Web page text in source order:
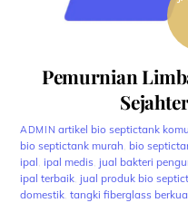
Pemurnian
ADMIN artikel bio septictank
bio septictank murah, bio
ipal,ipal medis,jual bakteri
ipal terbaik,jual produk bio
domestik,tangki fiberglass